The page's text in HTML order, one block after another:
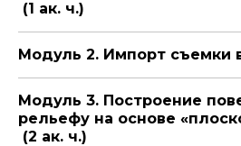
(1 ак. ч.)
Модуль 2. Импорт съемки
Модуль 3. Построение
рельефу на основе
(2 ак. ч.)